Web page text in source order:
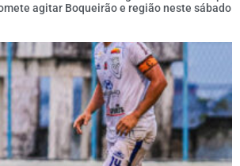
agitar Boqueirão e região neste sábado